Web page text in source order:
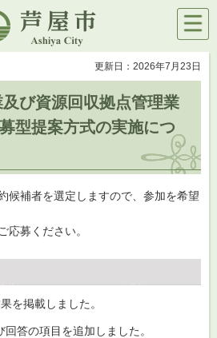
メニ
ュー
更新日：2026年7月23日
び資源回収拠点管理業
型提案方式の実施につ
候補者を選定しますので、参加を希望
応募ください。
を掲載しました。
答の項目を追加しました。